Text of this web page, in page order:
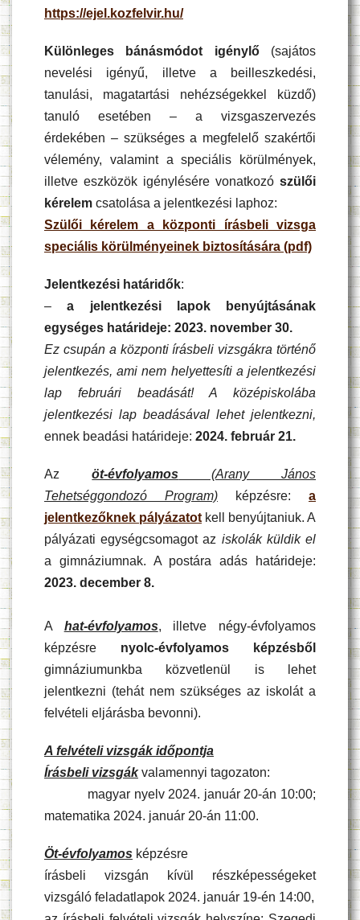
https://ejel.kozfelvir.hu/
Különleges bánásmódot igénylő (sajátos
nevelési igényű, illetve a beilleszkedési,
tanulási, magatartási nehézségekkel küzdő)
tanuló esetében – a vizsgaszervezés
érdekében – szükséges a megfelelő szakértői
vélemény, valamint a speciális körülmények,
illetve eszközök igénylésére vonatkozó szülői
kérelem csatolása a jelentkezési laphoz:
Szülői kérelem a központi írásbeli vizsga
speciális körülményeinek biztosítására (pdf)
Jelentkezési határidők:
–a jelentkezési lapok benyújtásának
egységes határideje: 2023. november 30.
Ez csupán a központi írásbeli vizsgákra történő
jelentkezés, ami nem helyettesíti a jelentkezési
lap februári beadását! A középiskolába
jelentkezési lap beadásával lehet jelentkezni,
ennek beadási határideje: 2024. február 21.
Azöt-évfolyamos (Arany János
Tehetséggondozó Program) képzésre: a
jelentkezőknek pályázatot kell benyújtaniuk. A
pályázati egységcsomagot az iskolák küldik el
a gimnáziumnak. A postára adás határideje:
2023. december 8.
A hat-évfolyamos, illetve négy-évfolyamos
képzésre nyolc-évfolyamos képzésből
gimnáziumunkba közvetlenül is lehet
jelentkezni (tehát nem szükséges az iskolát a
felvételi eljárásba bevonni).
A felvételi vizsgák időpontja
Írásbeli vizsgákvalamennyi tagozaton:
magyar nyelv 2024. január 20-án 10:00;
matematika 2024. január 20-án 11:00.
Öt-évfolyamos képzésre
írásbeli vizsgán kívül részképességeket
vizsgáló feladatlapok 2024. január 19-én 14:00,